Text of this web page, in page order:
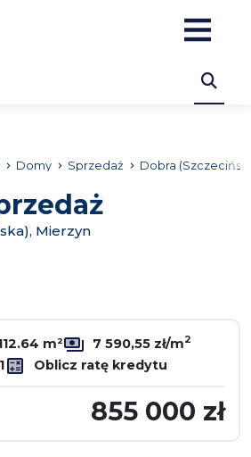
Domy Sprzedaż Dobra
Mierzyn
m² 7 590,55 zł/m2
Oblicz ratę kredytu
855 000 zł